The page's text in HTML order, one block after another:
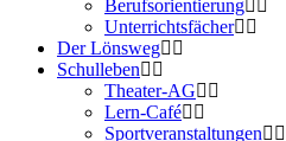
Berufsorientierung
Unterrichtsfächer
Der Lönsweg
Schulleben
Theater-AG
Lern-Café
Sportveranstaltungen